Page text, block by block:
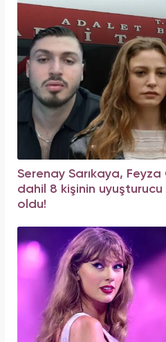
Serenay Sarıkaya,
dahil 8 kişinin
oldu!